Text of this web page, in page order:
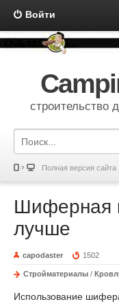
Войти
строительство
Полная версия сайта
Шиферная
лучше
capodaster 1502
Стройматериалы /
Использование